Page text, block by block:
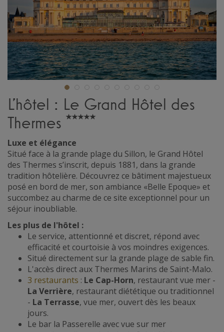
L'hôtel : Le Grand Hôtel des
Thermes
Luxe et élégance
Situé face à la grande plage du Sillon, le Grand Hôtel
des Thermes s’inscrit, depuis 1881, dans la grande
tradition hôtelière. Découvrez ce bâtiment majestueux
posé en bord de mer, son ambiance «Belle Epoque» et
succombez au charme de ce site exceptionnel pour un
séjour inoubliable.
Les plus de l'hôtel :
Le service, attentionné et discret, répond avec
efficacité et courtoisie à vos moindres exigences.
Situé directement sur la grande plage de sable fin.
L'accès direct aux Thermes Marins de Saint-Malo.
3 restaurants : Le Cap-Horn, restaurant vue mer -
La Verrière, restaurant diététique ou traditionnel
- La Terrasse, vue mer, ouvert dès les beaux
jours.
Le bar la Passerelle avec vue sur mer